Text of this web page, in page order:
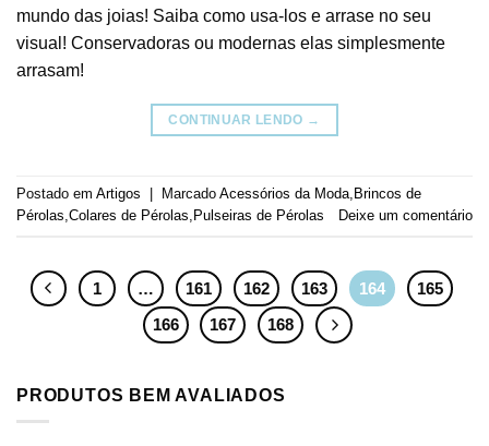
mundo das joias! Saiba como usa-los e arrase no seu
visual! Conservadoras ou modernas elas simplesmente
arrasam!
CONTINUAR LENDO →
Postado em Artigos Marcado Acessórios da Moda Brincos de
Pérolas Colares de Pérolas Pulseiras de Pérolas Deixe um comentário
1 … 161 162 163 164
165
166
167 168
PRODUTOS BEM AVALIADOS